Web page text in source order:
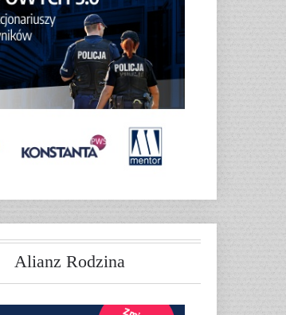
Alianz Rodzina